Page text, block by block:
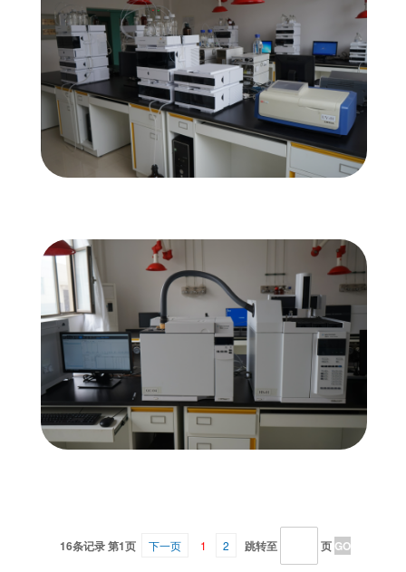
16条记录 第1页 下一页 1 2 跳转至 页